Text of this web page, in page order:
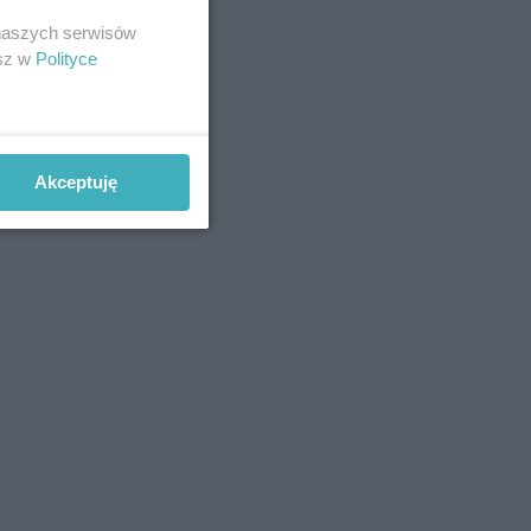
serwisów
w Polityce
Akceptuję